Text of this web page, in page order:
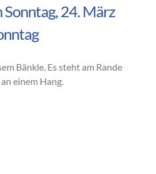
24. März
Bänkle. Es steht am Rande
einem Hang.